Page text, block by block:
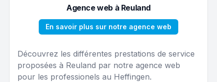
Agence web à Reuland
En savoir plus sur notre agence web
Découvrez les différentes prestations de service
proposées à Reuland par notre agence web
pour les professionels au Heffingen.